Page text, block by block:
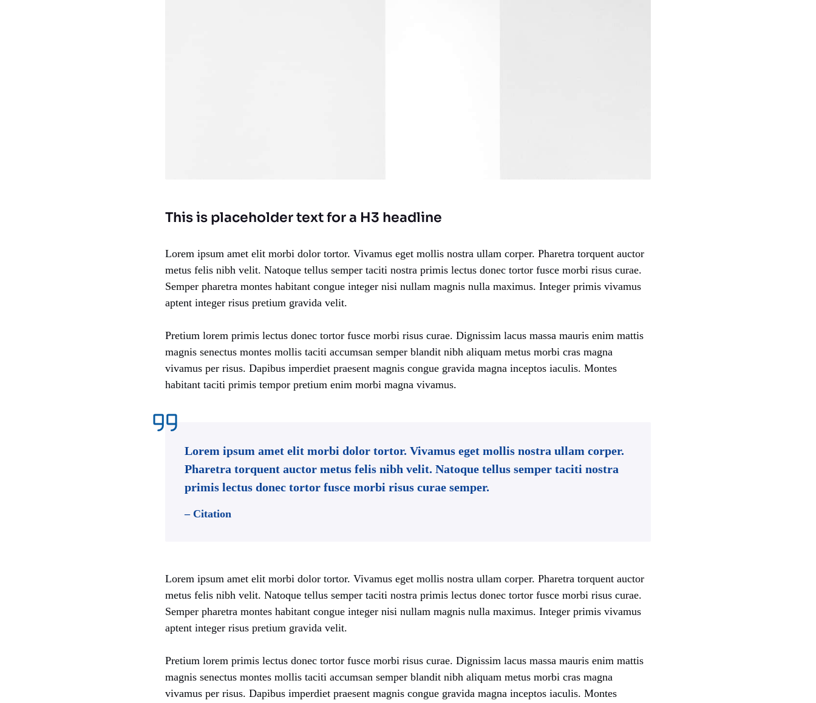
This is placeholder text for a H3 headline
Lorem ipsum amet elit morbi dolor tortor. Vivamus eget mollis nostra ullam corper. Pharetra torquent auctor
metus felis nibh velit. Natoque tellus semper taciti nostra primis lectus donec tortor fusce morbi risus curae.
Semper pharetra montes habitant congue integer nisi nullam magnis nulla maximus. Integer primis vivamus
aptent integer risus pretium gravida velit.
Pretium lorem primis lectus donec tortor fusce morbi risus curae. Dignissim lacus massa mauris enim mattis
magnis senectus montes mollis taciti accumsan semper blandit nibh aliquam metus morbi cras magna
vivamus per risus. Dapibus imperdiet praesent magnis congue gravida magna inceptos iaculis. Montes
habitant taciti primis tempor pretium enim morbi magna vivamus.
Lorem ipsum amet elit morbi dolor tortor. Vivamus eget mollis nostra ullam corper.
Pharetra torquent auctor metus felis nibh velit. Natoque tellus semper taciti nostra
primis lectus donec tortor fusce morbi risus curae semper.
– Citation
Lorem ipsum amet elit morbi dolor tortor. Vivamus eget mollis nostra ullam corper. Pharetra torquent auctor
metus felis nibh velit. Natoque tellus semper taciti nostra primis lectus donec tortor fusce morbi risus curae.
Semper pharetra montes habitant congue integer nisi nullam magnis nulla maximus. Integer primis vivamus
aptent integer risus pretium gravida velit.
Pretium lorem primis lectus donec tortor fusce morbi risus curae. Dignissim lacus massa mauris enim mattis
magnis senectus montes mollis taciti accumsan semper blandit nibh aliquam metus morbi cras magna
vivamus per risus. Dapibus imperdiet praesent magnis congue gravida magna inceptos iaculis. Montes